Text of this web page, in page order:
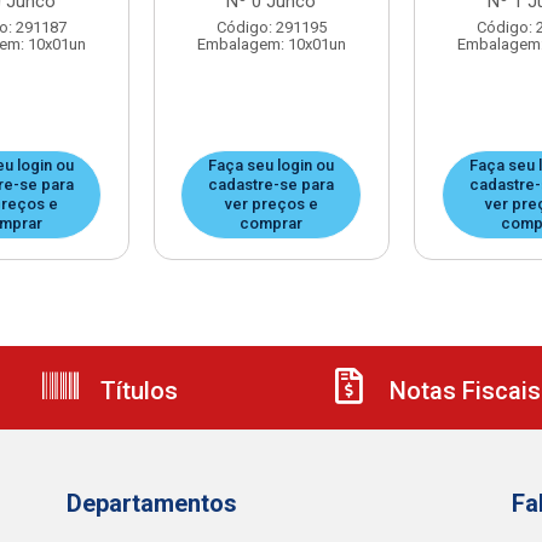
291187
10x01un
login ou
se para
e
Código: 291195
Embalagem: 10x01un
Faça seu login ou
cadastre-se para
ver preços e
comprar
Código:
Faça seu
ver
Títulos Notas Fiscais
Departamentos